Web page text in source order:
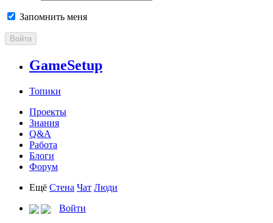
Запомнить меня
Войти
GameSetup
Топики
Проекты
Знания
Q&A
Работа
Блоги
Форум
Ещё Стена Чат Люди
Войти